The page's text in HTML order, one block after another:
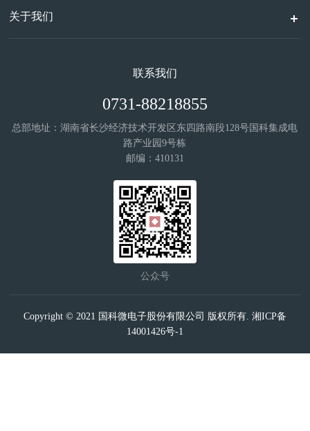
关于我们
联系我们
0731-88218855
总部地址：湖南省长沙经济技术开发区东四路南段128号国科集成电
路产业园9号栋
邮编：410131
公众号
Copyright © 2021 国科微电子股份有限公司 版权所有. 湘ICP备
14001426号-1